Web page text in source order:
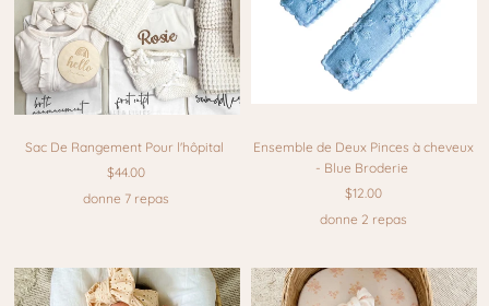
Sac De Rangement Pour l'hôpital
$44.00
donne 7 repas
Ensemble de Deux Pinces à cheveux
- Blue Broderie
$12.00
donne 2 repas